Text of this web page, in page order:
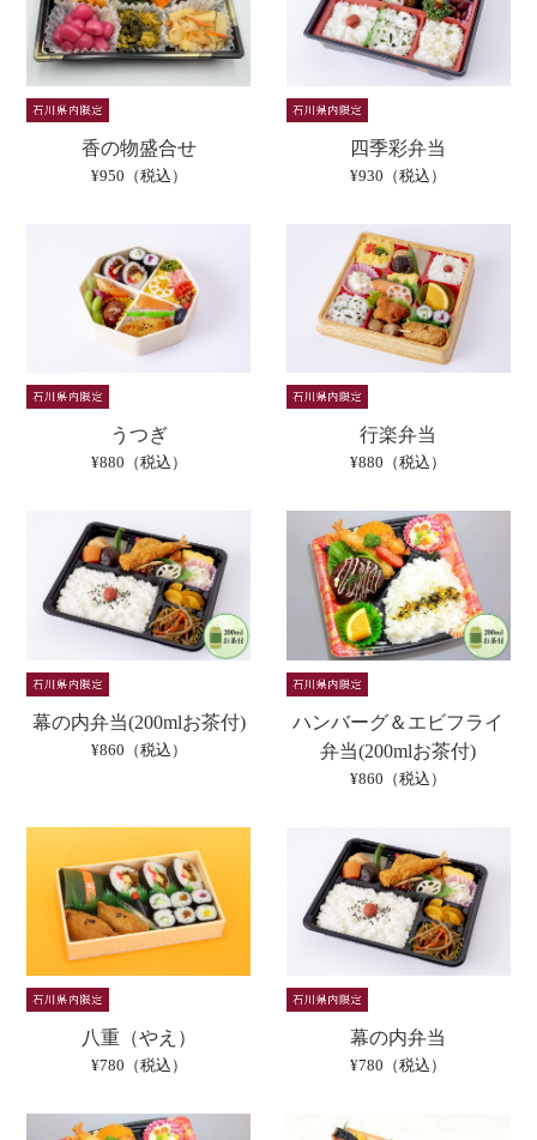
香の物盛合せ
¥950（税込）
四季彩弁当
¥930（税込）
うつぎ
¥880（税込）
行楽弁当
¥880（税込）
幕の内弁当(200mlお茶付)
¥860（税込）
ハンバーグ＆エビフライ
弁当(200mlお茶付)
¥860（税込）
八重（やえ）
¥780（税込）
幕の内弁当
¥780（税込）